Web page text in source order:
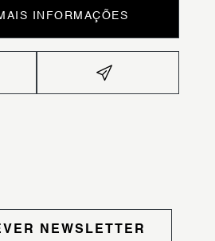
INFORMAÇÕES
NEWSLETTER